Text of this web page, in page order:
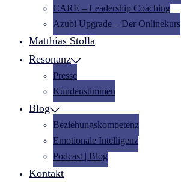
CARE – Leadership Coaching
Azubi Upgrade – Der Onlinekurs
Matthias Stolla
Resonanz
Presse
Kundenstimmen
Blog
Beziehungskompetenz
Emotionale Intelligenz
Podcast | Blog
Kontakt